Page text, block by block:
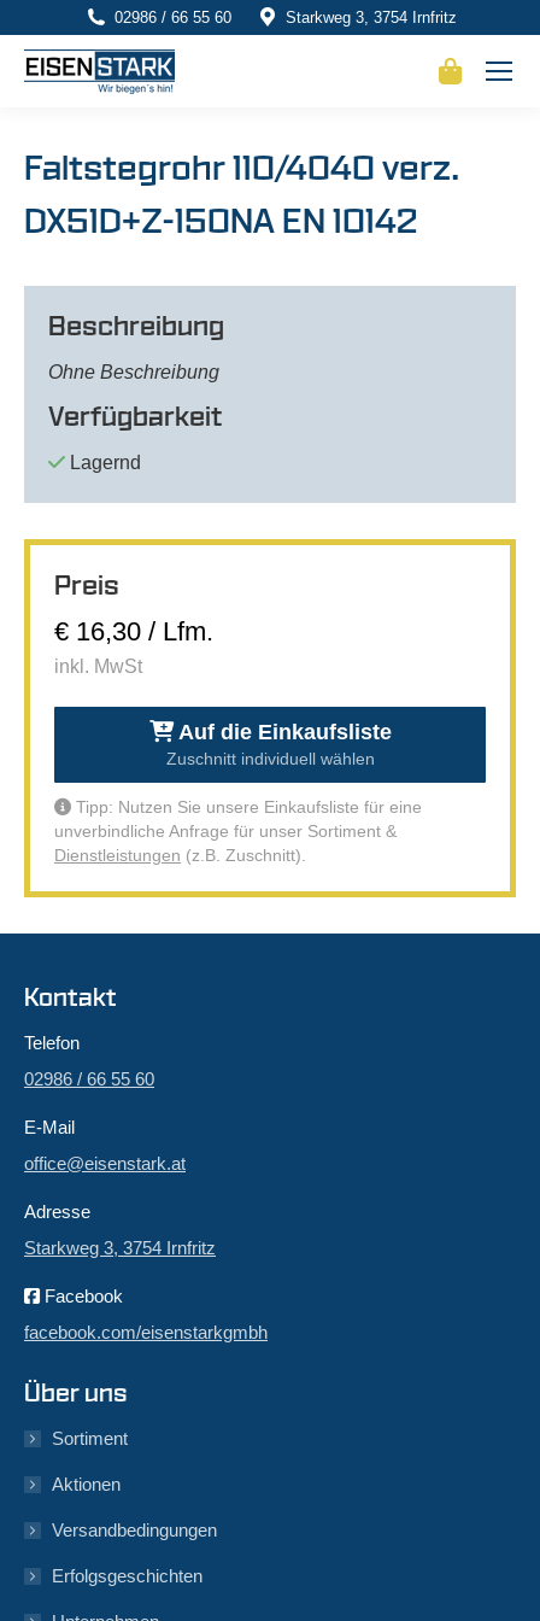
02986 / 66 55 60 Starkweg 3, 3754 Irnfritz
Faltstegrohr 110/4040 verz.
DX51D+Z-150NA EN 10142
Beschreibung
Ohne Beschreibung
Verfügbarkeit
Lagernd
Preis
€ 16,30 / Lfm.
inkl. MwSt
Auf die Einkaufsliste
Zuschnitt individuell wählen
Tipp: Nutzen Sie unsere Einkaufsliste für eine
unverbindliche Anfrage für unser Sortiment &
Dienstleistungen (z.B. Zuschnitt).
Kontakt
Telefon
02986 / 66 55 60
E-Mail
office@eisenstark.at
Adresse
Starkweg 3, 3754 Irnfritz
Facebook
facebook.com/eisenstarkgmbh
Über uns
Sortiment
Aktionen
Versandbedingungen
Erfolgsgeschichten